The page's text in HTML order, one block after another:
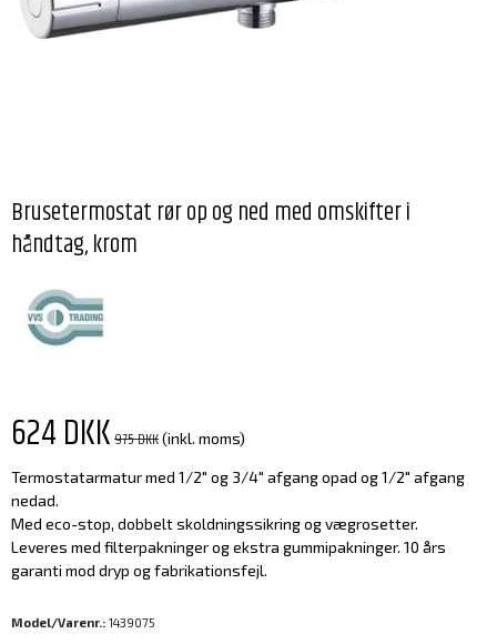
Brusetermostat rør op og ned med omskifter i
håndtag, krom
624 DKK975 DKK(inkl. moms)
Termostatarmatur med 1/2" og 3/4" afgang opad og 1/2" afgang
nedad.
Med eco-stop, dobbelt skoldningssikring og vægrosetter.
Leveres med filterpakninger og ekstra gummipakninger. 10 års
garanti mod dryp og fabrikationsfejl.
Model/Varenr.: 1439075